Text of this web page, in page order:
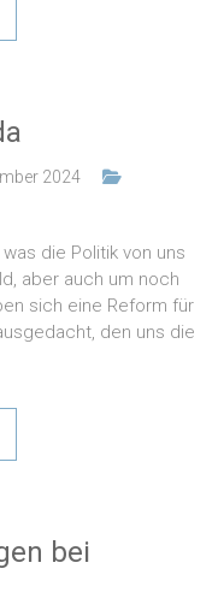
2024
die Politik von uns
aber auch um noch
sich eine Reform für
den uns die
bei